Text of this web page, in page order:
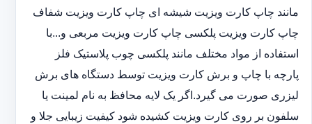
مانند چاپ کارت ویزیت شیشه ای چاپ کارت ویزیت شفاف
چاپ کارت ویزیت پلکسی چاپ کارت ویزیت مربعی و...با
استفاده از مواد مختلف مانند پلکسی چوب پلاستیک فلز
پارچه با چاپ و برش کارت ویزیت توسط دستگاه های برش
لیزری صورت می گیرد.اگر یک لایه محافظ به نام لمینت یا
سلفون بر روی کارت ویزیت کشیده شود کیفیت زیبایی جلا و